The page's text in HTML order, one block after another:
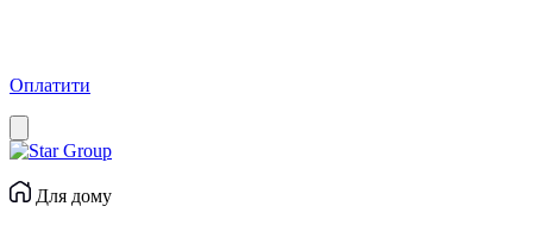
Оплатити
Для дому